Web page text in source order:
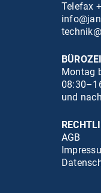
Telefax
Montag
und
AGB